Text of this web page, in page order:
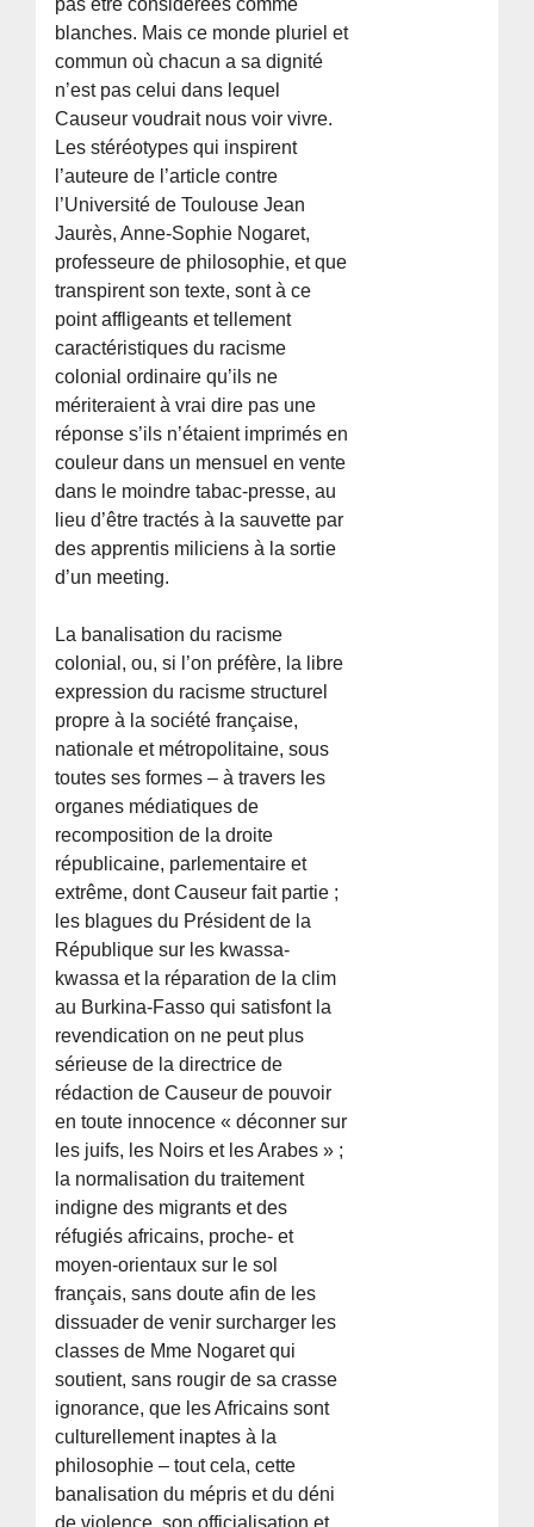
blanches. Mais ce monde pluriel et
commun où chacun a sa dignité
n’est pas celui dans lequel
Causeur voudrait nous voir vivre.
Les stéréotypes qui inspirent
l’auteure de l’article contre
l’Université de Toulouse Jean
Jaurès, Anne-Sophie Nogaret,
professeure de philosophie, et que
transpirent son texte, sont à ce
point affligeants et tellement
caractéristiques du racisme
colonial ordinaire qu’ils ne
mériteraient à vrai dire pas une
réponse s’ils n’étaient imprimés en
couleur dans un mensuel en vente
dans le moindre tabac-presse, au
lieu d’être tractés à la sauvette par
des apprentis miliciens à la sortie
d’un meeting.
La banalisation du racisme
colonial, ou, si l’on préfère, la libre
expression du racisme structurel
propre à la société française,
nationale et métropolitaine, sous
toutes ses formes – à travers les
organes médiatiques de
recomposition de la droite
républicaine, parlementaire et
extrême, dont Causeur fait partie ;
les blagues du Président de la
République sur les kwassa-
kwassa et la réparation de la clim
au Burkina-Fasso qui satisfont la
revendication on ne peut plus
sérieuse de la directrice de
rédaction de Causeur de pouvoir
en toute innocence « déconner sur
les juifs, les Noirs et les Arabes » ;
la normalisation du traitement
indigne des migrants et des
réfugiés africains, proche- et
moyen-orientaux sur le sol
français, sans doute afin de les
dissuader de venir surcharger les
classes de Mme Nogaret qui
soutient, sans rougir de sa crasse
ignorance, que les Africains sont
culturellement inaptes à la
philosophie – tout cela, cette
banalisation du mépris et du déni
de violence, son officialisation et